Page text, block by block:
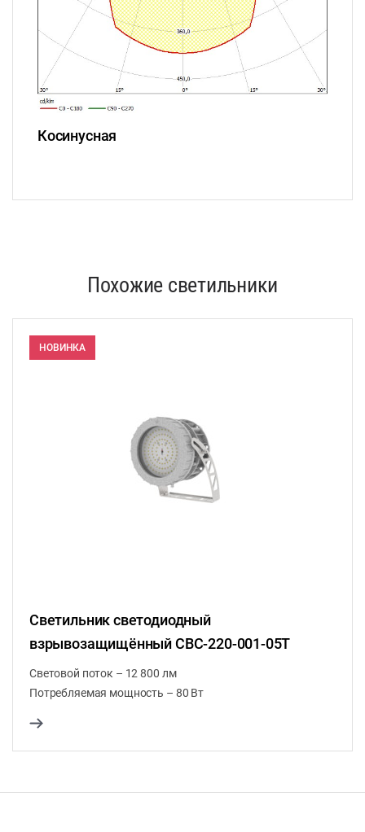
Косинусная
Похожие светильники
НОВИНКА
Светильник светодиодный
взрывозащищённый СВС-220-001-05Т
Световой поток – 12 800 лм
Потребляемая мощность – 80 Вт